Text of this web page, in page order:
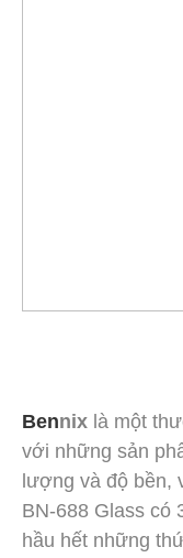
Bennix là một
với những sản
lượng và độ bền,
BN-688 Glass có
hầu hết những